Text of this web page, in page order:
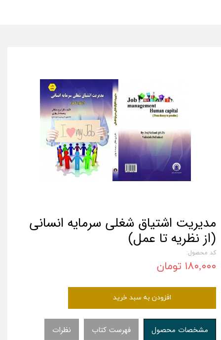
مدیریت اشتیاق شغلی سرمایه انسانی
(از نظریه تا عمل)
کد محصول:
۱۸۰,۰۰۰ تومان
افزودن به سبد خرید
مشخصات محصول فهرست کتاب نظرات